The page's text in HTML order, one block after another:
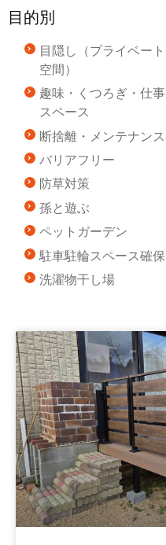
目的別
目隠し（プライベート
空間）
趣味・くつろぎ・仕事
スペース
断捨離・メンテナンス
バリアフリー
防草対策
孫と遊ぶ
ペットガーデン
駐車駐輪スペース確保
洗濯物干し場